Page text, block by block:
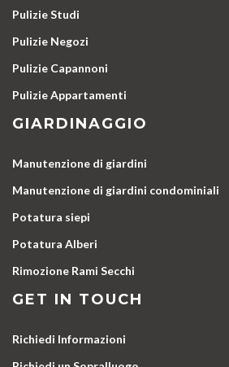
Pulizie Studi
Pulizie Negozi
Pulizie Capannoni
Pulizie Appartamenti
GIARDINAGGIO
Manutenzione di giardini
Manutenzione di giardini condominiali
Potatura siepi
Potatura Alberi
Rimozione Rami Secchi
GET IN TOUCH
Richiedi Informazioni